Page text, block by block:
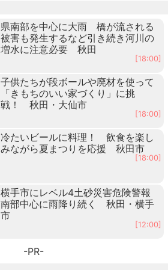
県南部を中心に大雨 橋が流される
被害も発生するなど引き続き河川の
増水に注意必要 秋田
[18:00]
子供たちが段ボールや廃材を使って
「きもちのいい家づくり」に挑
戦！ 秋田・大仙市
[18:00]
冷たいビールに料理！ 飲食を楽し
みながら夏まつりを応援 秋田市
[18:00]
横手市にレベル4土砂災害危険警報
南部中心に雨降り続く 秋田・横手
市
[12:00]
-PR-